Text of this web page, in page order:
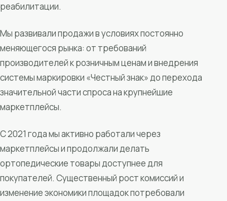
реабилитации.
Мы развивали продажи в условиях постоянно
меняющегося рынка: от требований
производителей к розничным ценам и внедрения
системы маркировки «Честный знак» до перехода
значительной части спроса на крупнейшие
маркетплейсы.
С 2021 года мы активно работали через
маркетплейсы и продолжали делать
ортопедические товары доступнее для
покупателей. Существенный рост комиссий и
изменение экономики площадок потребовали